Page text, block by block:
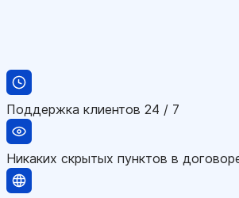
Поддержка клиентов 24 / 7
Никаких скрытых пунктов в